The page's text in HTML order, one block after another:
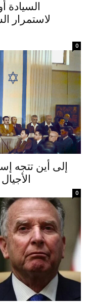
السيادة
لاستمرار
0
إلى أين تتجه
0